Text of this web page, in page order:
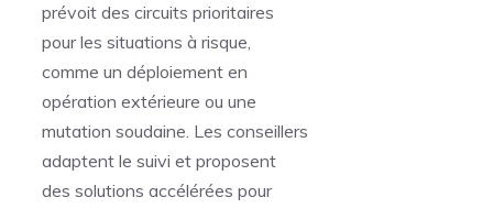
prévoit des circuits prioritaires
pour les situations à risque,
comme un déploiement en
opération extérieure ou une
mutation soudaine. Les conseillers
adaptent le suivi et proposent
des solutions accélérées pour